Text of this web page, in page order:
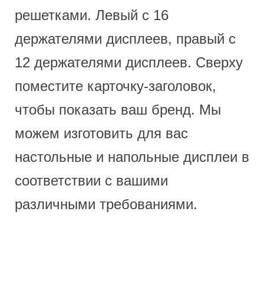
решетками. Левый с 16
держателями дисплеев, правый с
12 держателями дисплеев. Сверху
поместите карточку-заголовок,
чтобы показать ваш бренд. Мы
можем изготовить для вас
настольные и напольные дисплеи в
соответствии с вашими
различными требованиями.